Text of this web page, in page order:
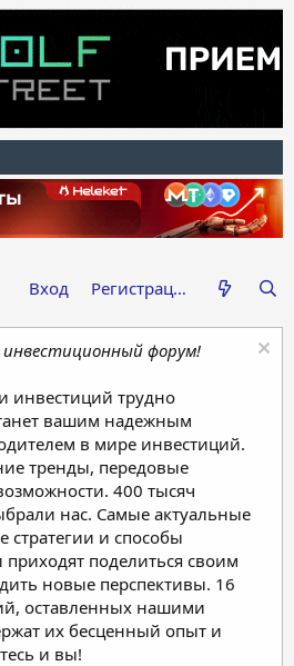
Вход Регистрация
форум!
инвестиций трудно
вашим надежным
в мире инвестиций.
тренды, передовые
400 тысяч
нас. Самые актуальные
стратегии и способы
поделиться своим
новые перспективы. 16
оставленных нашими
их бесценный опыт и
и вы!